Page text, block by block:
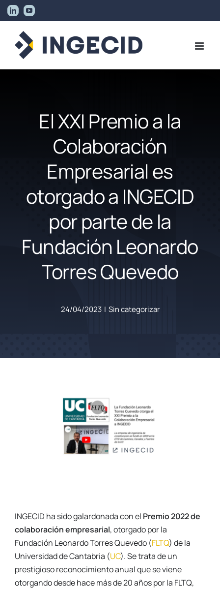
Skip
to
content
LinkedInYouTube
El XXI Premio a la
Colaboración
Empresarial es
otorgado a INGECID
por parte de la
Fundación Leonardo
Torres Quevedo
24/04/2023 | Sin categorizar
INGECID ha sido galardonada con el Premio 2022 de
colaboración empresarial, otorgado por la
Fundación Leonardo Torres Quevedo (FLTQ) de la
Universidad de Cantabria (UC). Se trata de un
prestigioso reconocimiento anual que se viene
otorgando desde hace más de 20 años por la FLTQ,